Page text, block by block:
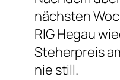
nächsten
RIG Hegau
Steherpreis
nie still.